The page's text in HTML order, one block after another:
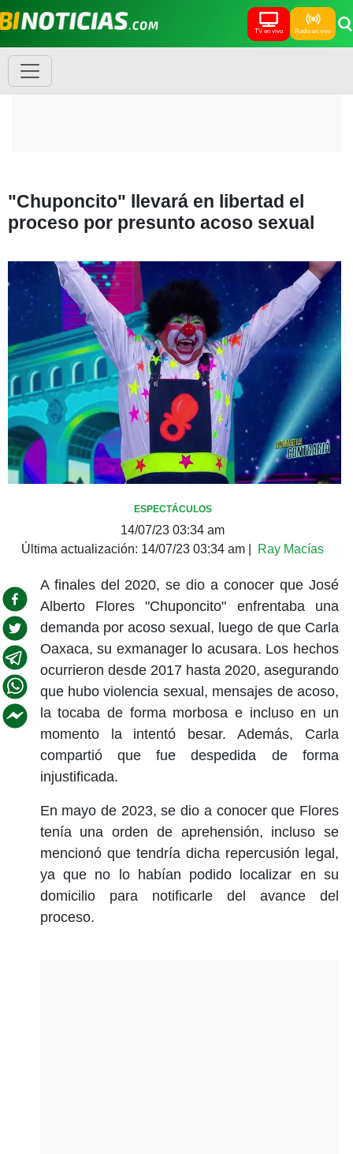
TV en vivo Radio en vivo
"Chuponcito" llevará en libertad el
proceso por presunto acoso sexual
ESPECTÁCULOS
14/07/23 03:34 am
Última actualización: 14/07/23 03:34 am Ray Macías
A finales del 2020, se dio a conocer que José
Alberto Flores "Chuponcito" enfrentaba una
demanda por acoso sexual, luego de que Carla
Oaxaca, su exmanager lo acusara. Los hechos
ocurrieron desde 2017 hasta 2020, asegurando
que hubo violencia sexual, mensajes de acoso,
la tocaba de forma morbosa e incluso en un
momento la intentó besar. Además, Carla
compartió que fue despedida de forma
injustificada.
En mayo de 2023, se dio a conocer que Flores
tenía una orden de aprehensión, incluso se
mencionó que tendría dicha repercusión legal,
ya que no lo habían podido localizar en su
domicilio para notificarle del avance del
proceso.